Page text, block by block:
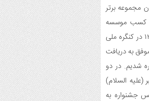
سادات
ایجاد ۱۱۰ شعبه نغمه های عشق در ۱۱۰
های
محله های
حضرت
،۱۳۹۶ بعنوان مجموعه برتر
کسب موسسه
برتر استان شدیم. در سال ۱۳۹۲ در کنگره ملی
به دریافت
شدیم. در دو
السلام)
جشنواره به